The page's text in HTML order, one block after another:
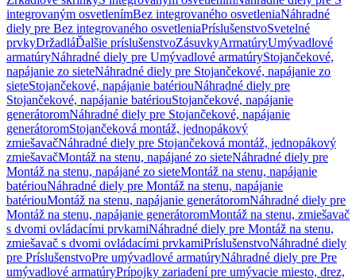
integrovaným osvetlenímBez integrovaného osvetleniaNáhradné
diely pre Bez integrovaného osvetleniaPríslušenstvoSvetelné
prvkyDržadláĎalšie príslušenstvoZásuvkyArmatúryUmývadlové
armatúryNáhradné diely pre Umývadlové armatúryStojančekové,
napájanie zo sieteNáhradné diely pre Stojančekové, napájanie zo
sieteStojančekové, napájanie batériouNáhradné diely pre
Stojančekové, napájanie batériouStojančekové, napájanie
generátoromNáhradné diely pre Stojančekové, napájanie
generátoromStojančeková montáž, jednopákový
zmiešavačNáhradné diely pre Stojančeková montáž, jednopákový
zmiešavačMontáž na stenu, napájané zo sieteNáhradné diely pre
Montáž na stenu, napájané zo sieteMontáž na stenu, napájanie
batériouNáhradné diely pre Montáž na stenu, napájanie
batériouMontáž na stenu, napájanie generátoromNáhradné diely pre
Montáž na stenu, napájanie generátoromMontáž na stenu, zmiešavač
s dvomi ovládacími prvkamiNáhradné diely pre Montáž na stenu,
zmiešavač s dvomi ovládacími prvkamiPríslušenstvoNáhradné diely
pre PríslušenstvoPre umývadlové armatúryNáhradné diely pre Pre
umývadlové armatúryPrípojky zariadení pre umývacie miesto, drez,